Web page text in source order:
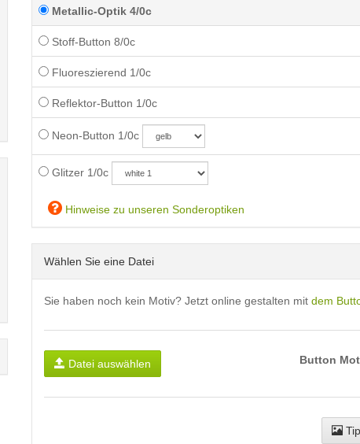
Metallic-Optik 4/0c
Stoff-Button 8/0c
Fluoreszierend 1/0c
Reflektor-Button 1/0c
Neon-Button 1/0c
Glitzer 1/0c
Hinweise zu unseren Sonderoptiken
Wählen Sie eine Datei
Sie haben noch kein Motiv? Jetzt online gestalten mit dem
Datei auswählen Button